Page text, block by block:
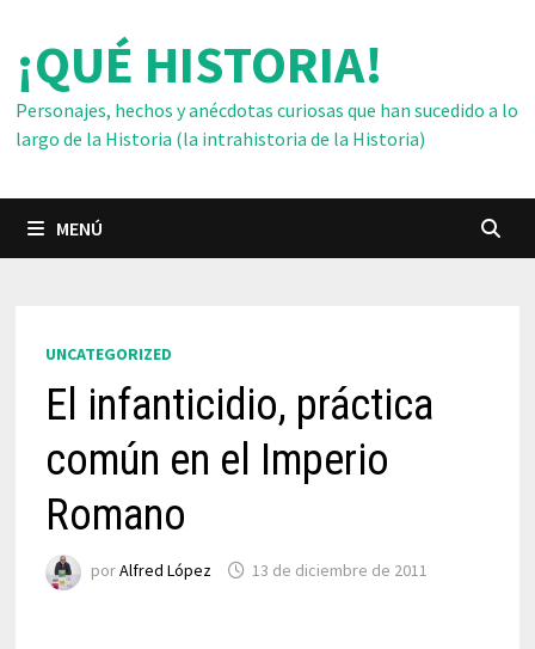
contenido
¡QUÉ HISTORIA!
Personajes, hechos y anécdotas curiosas que han sucedido a lo
largo de la Historia (la intrahistoria de la Historia)
MENÚ
UNCATEGORIZED
El infanticidio, práctica
común en el Imperio
Romano
porAlfred López 13 de diciembre de 2011